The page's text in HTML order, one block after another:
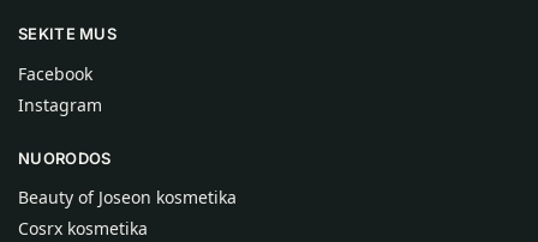
SEKITE MUS
Facebook
Instagram
NUORODOS
Beauty of Joseon kosmetika
Cosrx kosmetika